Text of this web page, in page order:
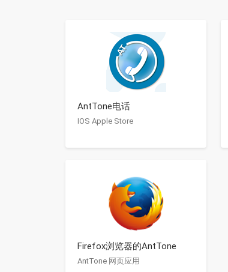
AntTone电话
IOS Apple Store
Firefox浏览器的AntTone
AntTone 网页应用